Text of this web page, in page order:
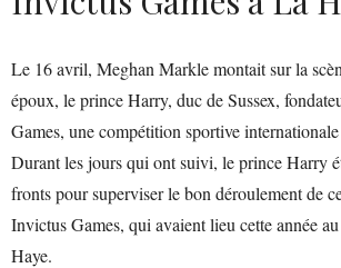
Le 16 avril, Meghan Markle montait sur la
époux, le prince Harry, duc de Sussex,
Games, une compétition sportive
Durant les jours qui ont suivi, le prince Harry
fronts pour superviser le bon déroulement de
Invictus Games, qui avaient lieu cette année
Haye.